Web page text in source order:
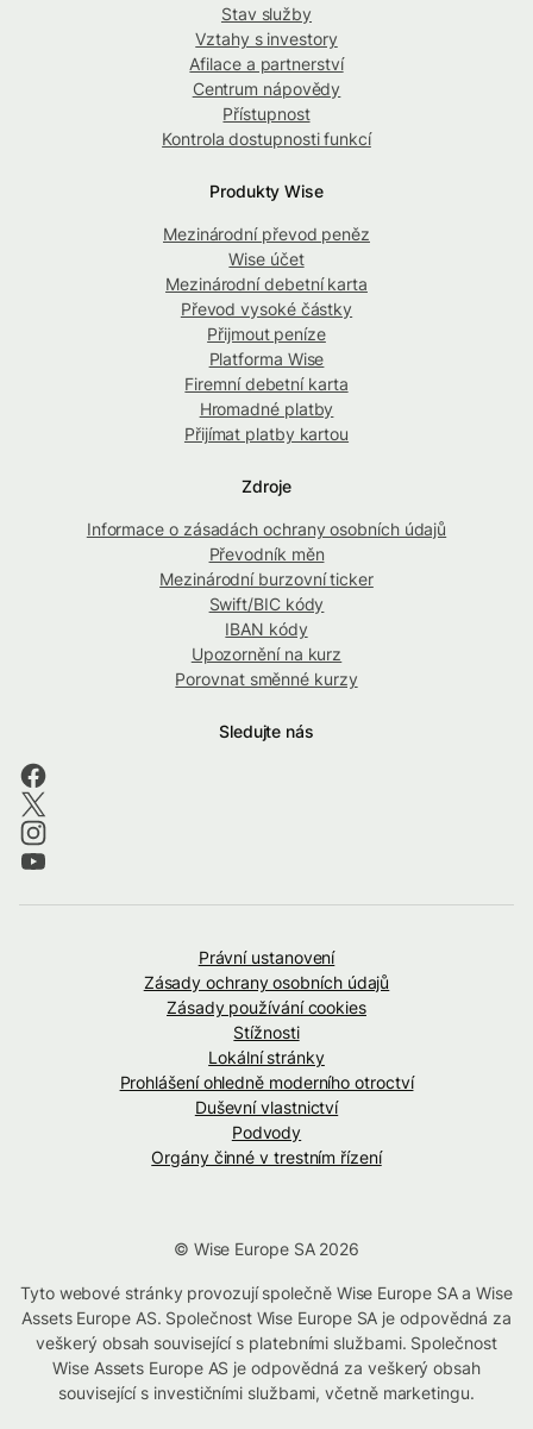
Stav služby
Vztahy s investory
Afilace a partnerství
Centrum nápovědy
Přístupnost
Kontrola dostupnosti funkcí
Produkty Wise
Mezinárodní převod peněz
Wise účet
Mezinárodní debetní karta
Převod vysoké částky
Přijmout peníze
Platforma Wise
Firemní debetní karta
Hromadné platby
Přijímat platby kartou
Zdroje
Informace o zásadách ochrany osobních údajů
Převodník měn
Mezinárodní burzovní ticker
Swift/BIC kódy
IBAN kódy
Upozornění na kurz
Porovnat směnné kurzy
Sledujte nás
Právní ustanovení
Zásady ochrany osobních údajů
Zásady používání cookies
Stížnosti
Lokální stránky
Prohlášení ohledně moderního otroctví
Duševní vlastnictví
Podvody
Orgány činné v trestním řízení
© Wise Europe SA 2026
Tyto webové stránky provozují společně Wise Europe SA a Wise
Assets Europe AS. Společnost Wise Europe SA je odpovědná za
veškerý obsah související s platebními službami. Společnost
Wise Assets Europe AS je odpovědná za veškerý obsah
související s investičními službami, včetně marketingu.